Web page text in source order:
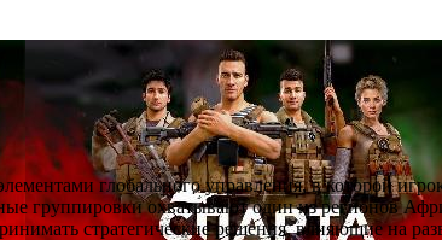
глобального управления, в которой
группировки охватывают один из регионов
стратегические решения, влияющие на